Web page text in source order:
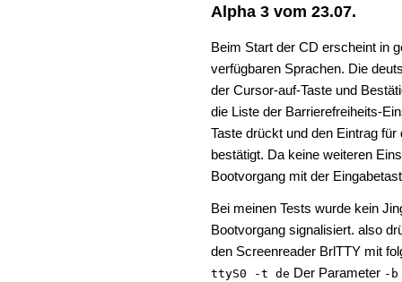
Alpha 3 vom 23.07.
Beim Start der CD erscheint in
verfügbaren Sprachen. Die
der Cursor-auf-Taste und
die Liste der Barrierefreiheits-
Taste drückt und den Eintrag
bestätigt. Da keine weiteren
Bootvorgang mit der
Bei meinen Tests wurde kein
Bootvorgang signalisiert. also
den Screenreader BrlTTY mit
ttyS0 -t de Der Parameter -